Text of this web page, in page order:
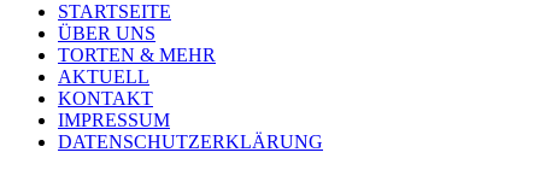
STARTSEITE
ÜBER UNS
TORTEN & MEHR
AKTUELL
KONTAKT
IMPRESSUM
DATENSCHUTZERKLÄRUNG